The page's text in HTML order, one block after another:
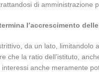
di amministrazione
l’accrescimento
da un lato,
che la ratio dell’istituto,
anche meramente